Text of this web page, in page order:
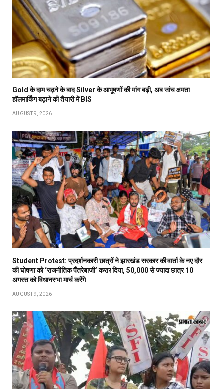
Gold के दाम चढ़ने के बाद Silver के आभूषणों की मांग बढ़ी, अब जांच क्षमता
हॉलमार्किंग बढ़ाने की तैयारी में BIS
AUGUST 9, 2026
Student Protest: प्रदर्शनकारी छात्रों ने झारखंड सरकार की वार्ता के नए दौर
की घोषणा को ‘राजनीतिक पैंतरेबाजी’ करार दिया, 50,000 से ज्यादा छात्र 10
अगस्त को विधानसभा मार्च करेंगे
AUGUST 9, 2026